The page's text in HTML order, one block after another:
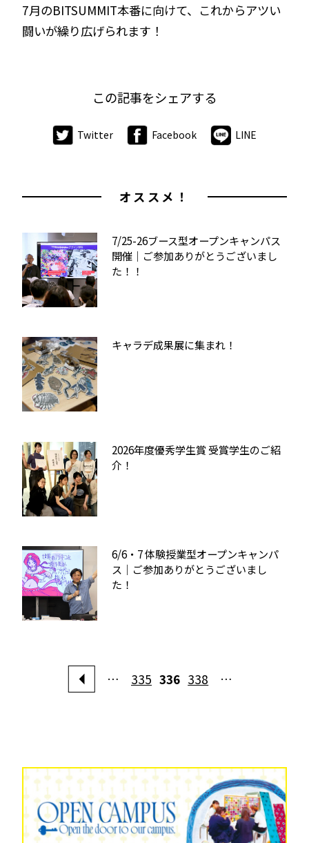
7月のBITSUMMIT本番に向けて、これからアツい
闘いが繰り広げられます！
この記事をシェアする
Twitter Facebook LINE
オススメ！
7/25-26ブース型オープンキャンパス
開催｜ご参加ありがとうございまし
た！！
キャラデ成果展に集まれ！
2026年度優秀学生賞 受賞学生のご紹
介！
6/6・7 体験授業型オープンキャンパ
ス｜ご参加ありがとうございまし
た！
… 335 336 338 …